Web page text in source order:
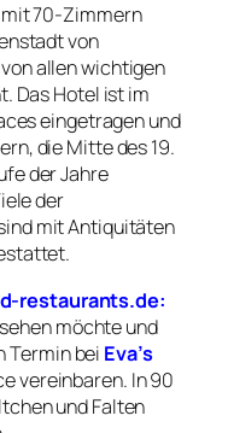
70-Zimmern
von
allen wichtigen
Das Hotel ist im
eingetragen und
die Mitte des 19.
der Jahre
der
mit Antiquitäten
restaurants.de:
möchte und
Termin bei Eva’s
vereinbaren. In 90
und Falten